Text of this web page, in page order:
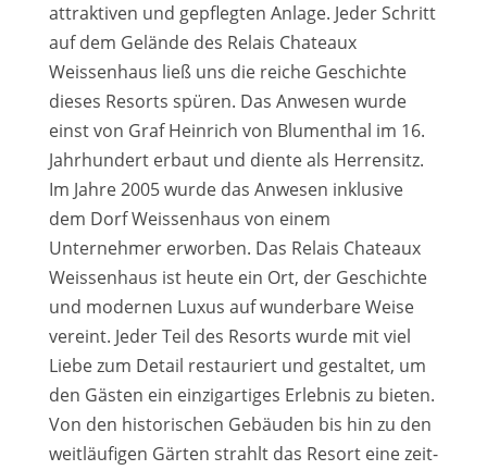
attrak­ti­ven und gepfleg­ten Anlage. Jeder Schritt
auf dem Gelände des Relais Chateaux
Weissenhaus ließ uns die rei­che Geschichte
die­ses Resorts spü­ren. Das Anwesen wur­de
einst von Graf Heinrich von Blumenthal im 16.
Jahrhundert erbaut und dien­te als Herrensitz.
Im Jahre 2005 wur­de das Anwesen inklu­si­ve
dem Dorf Weissenhaus von einem
Unternehmer erwor­ben. Das Relais Chateaux
Weissenhaus ist heu­te ein Ort, der Geschichte
und moder­nen Luxus auf wun­der­ba­re Weise
ver­eint. Jeder Teil des Resorts wur­de mit viel
Liebe zum Detail restau­riert und gestal­tet, um
den Gästen ein ein­zig­ar­ti­ges Erlebnis zu bie­ten.
Von den his­to­ri­schen Gebäuden bis hin zu den
weit­läu­fi­gen Gärten strahlt das Resort eine zeit­